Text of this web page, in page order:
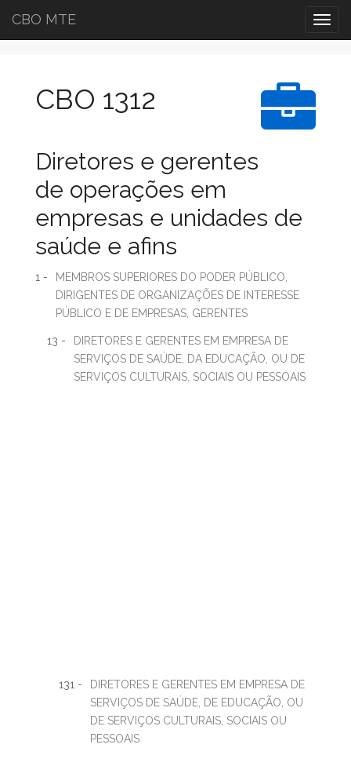
CBO MTE
CBO 1312
Diretores e gerentes
de operações em
empresas e unidades de
saúde e afins
1 -
MEMBROS SUPERIORES DO PODER PÚBLICO,
DIRIGENTES DE ORGANIZAÇÕES DE INTERESSE
PÚBLICO E DE EMPRESAS, GERENTES
13 -
DIRETORES E GERENTES EM EMPRESA DE
SERVIÇOS DE SAÚDE, DA EDUCAÇÃO, OU DE
SERVIÇOS CULTURAIS, SOCIAIS OU PESSOAIS
131 -
DIRETORES E GERENTES EM EMPRESA DE
SERVIÇOS DE SAÚDE, DE EDUCAÇÃO, OU
DE SERVIÇOS CULTURAIS, SOCIAIS OU
PESSOAIS